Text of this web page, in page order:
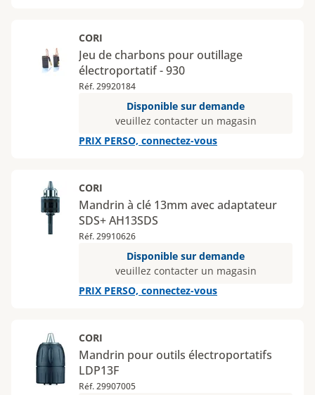
CORI
Jeu de charbons pour outillage
électroportatif - 930
Réf. 29920184
Disponible sur demande
veuillez contacter un magasin
PRIX PERSO, connectez-vous
CORI
Mandrin à clé 13mm avec adaptateur
SDS+ AH13SDS
Réf. 29910626
Disponible sur demande
veuillez contacter un magasin
PRIX PERSO, connectez-vous
CORI
Mandrin pour outils électroportatifs
LDP13F
Réf. 29907005